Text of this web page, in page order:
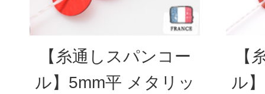
【糸通しスパンコー
ル】5mm平 メタリッ
【
ル